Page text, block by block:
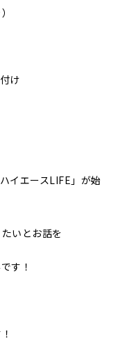
け
イエースLIFE」が始
いとお話を
す！